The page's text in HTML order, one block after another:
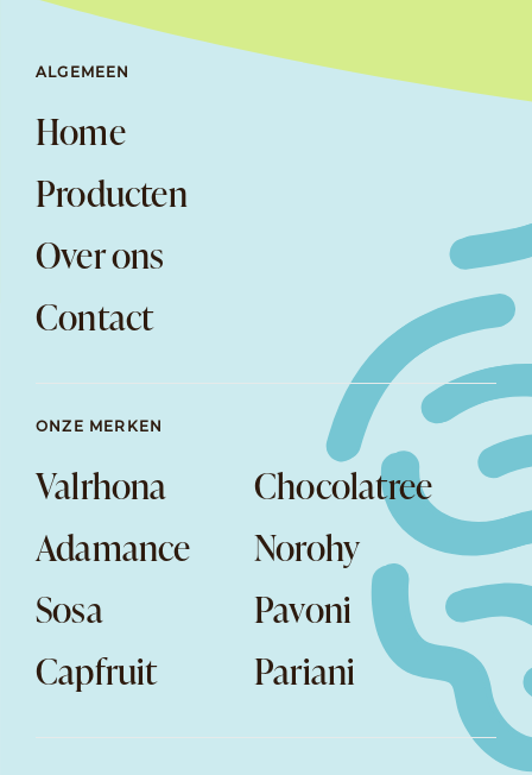
ALGEMEEN
Home
Producten
Over ons
Contact
ONZE MERKEN
Valrhona
Chocolatree
Adamance
Norohy
Sosa
Pavoni
Capfruit
Pariani